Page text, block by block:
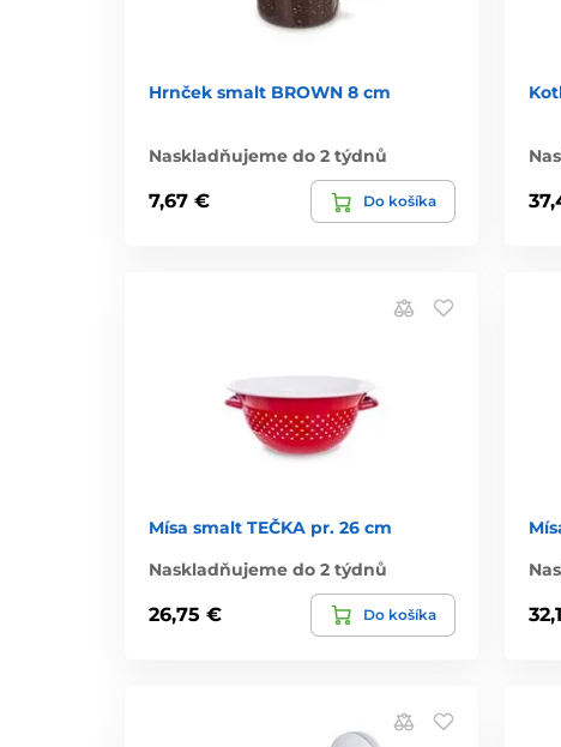
Hrnček smalt BROWN 8 cm
Naskladňujeme do 2 týdnů
7,67 € Do košíka
Mísa smalt TEČKA pr. 26 cm
Naskladňujeme do 2 týdnů
26,75 € Do košíka